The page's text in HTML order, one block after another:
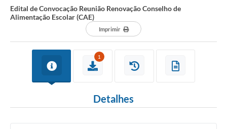
Edital de Convocação Reunião Renovação Conselho de
Alimentação Escolar (CAE)
Imprimir
1
Detalhes